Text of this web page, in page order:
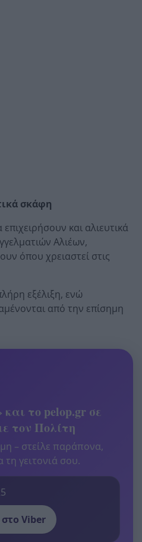
σκάφη
και αλιευτικά
Αλιέων,
όπου χρειαστεί στις
εξέλιξη, ενώ
από την επίσημη
το pelop.gr σε
τον Πολίτη
– στείλε παράπονα,
τη γειτονιά σου.
Viber